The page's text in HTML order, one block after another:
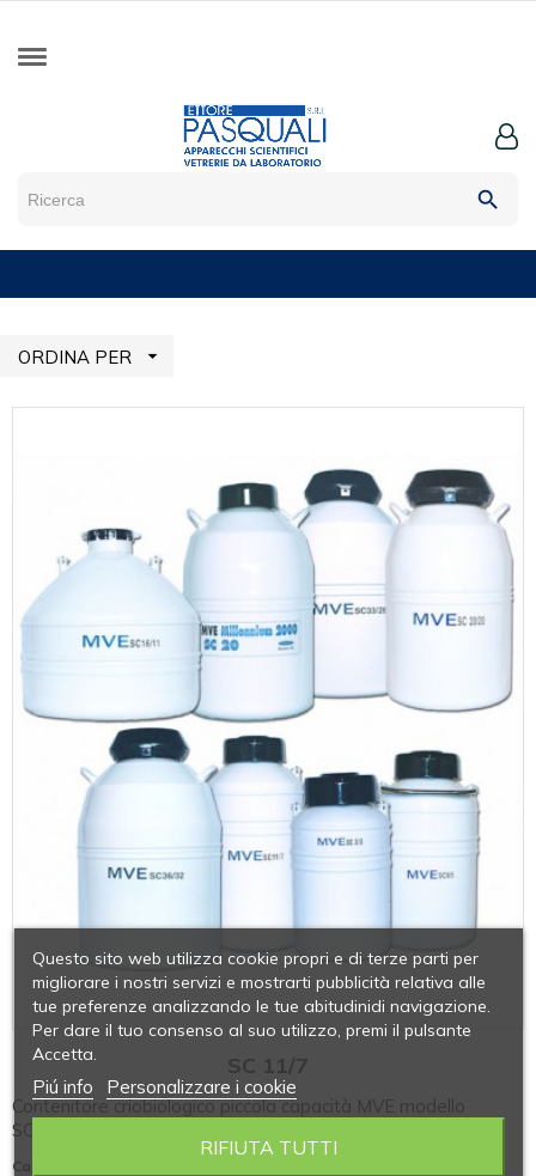
search
ORDINA PER 
SC 11/7
Contenitore criobiologico piccola capacità MVE modello
SC11/7
Capacità azoto (l)
Questo sito web utilizza cookie propri e di terze parti per
migliorare i nostri servizi e mostrarti pubblicità relativa alle
tue preferenze analizzando le tue abitudinidi navigazione.
Per dare il tuo consenso al suo utilizzo, premi il pulsante
Accetta.
Piú info Personalizzare i cookie
RIFIUTA TUTTI